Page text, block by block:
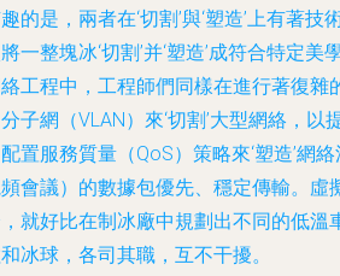
的是，兩者在‘切割’與‘塑造’上有著
一整塊冰‘切割’并‘塑造’成符合特定
工程中，工程師們同樣在進行著復雜
子網（VLAN）來‘切割’大型網絡，
置服務質量（QoS）策略來‘塑造’網
會議）的數據包優先、穩定傳輸。虛
就好比在制冰廠中規劃出不同的低溫
冰球，各司其職，互不干擾。